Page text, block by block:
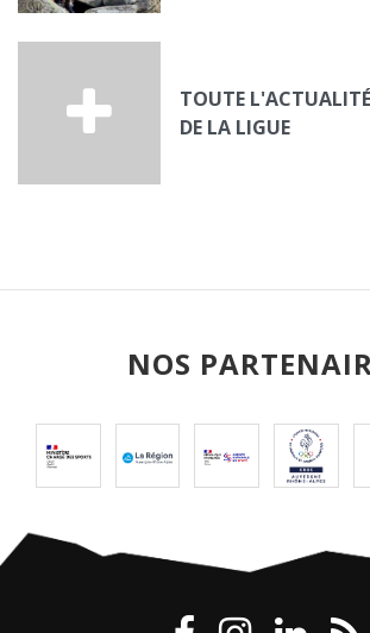
TOUTE L'ACTUALITÉ
DE LA LIGUE
NOS